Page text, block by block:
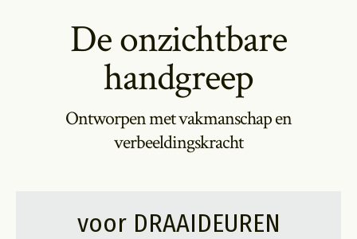
De onzichtbare
handgreep
Ontworpen met vakmanschap en
verbeeldingskracht
voor DRAAIDEUREN